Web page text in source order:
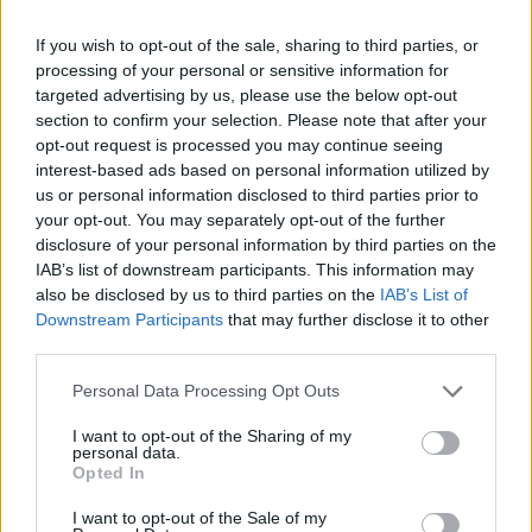
If you wish to opt-out of the sale, sharing to third parties, or
processing of your personal or sensitive information for
targeted advertising by us, please use the below opt-out
section to confirm your selection. Please note that after your
opt-out request is processed you may continue seeing
interest-based ads based on personal information utilized by
us or personal information disclosed to third parties prior to
your opt-out. You may separately opt-out of the further
disclosure of your personal information by third parties on the
IAB’s list of downstream participants. This information may
also be disclosed by us to third parties on the IAB’s List of
Downstream Participants that may further disclose it to other
Personal Data Processing Opt Outs
I want to opt-out of the Sharing of my
personal data.
Opted In
I want to opt-out of the Sale of my
Royal Gold, adicionando um toque de elegância, ou
uma combinação desportiva ousada em Lava Red
Gloss e Storm Grey com uma faixa Graphite no
tanque de combustível, complementada por um
guarda-lamas em Matt Silver Ice.
Com um esquema vibrante que reflete o espírito off-
road da Scrambler, a Scrambler 400 X agora tem a
opção de um depósito de combustível em dois tons,
em Baja Orange e Aluminium, contrastando com o
guarda-lamas em Matt Silver Ice, painéis laterais em
Phantom Black.
A aventureira Scrambler 1200 X tem um novo
depósito com a pintura off-road característica da
Triumph, Matt Khaki Green, complementada por um